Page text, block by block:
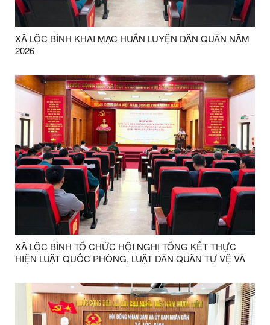
XÃ LỘC BÌNH KHAI MẠC HUẤN LUYỆN DÂN QUÂN NĂM
2026
XÃ LỘC BÌNH TỔ CHỨC HỘI NGHỊ TỔNG KẾT THỰC
HIỆN LUẬT QUỐC PHÒNG, LUẬT DÂN QUÂN TỰ VỆ VÀ